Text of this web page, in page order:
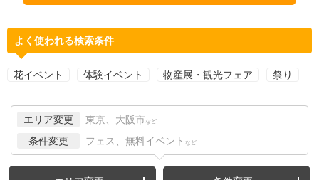
よく使われる検索条件
花イベント 体験イベント 物産展・観光フェア 祭り
エリア変更 東京、大阪市 など
条件変更 フェス、無料イベント など